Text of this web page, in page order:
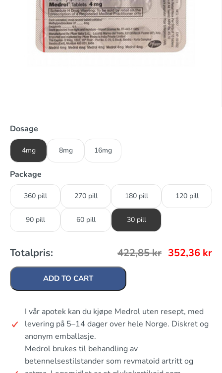
Dosage
4mg 8mg 16mg
Package
360 pill 270 pill 180 pill 120 pill
90 pill 60 pill 30 pill
Totalpris: 422,85kr 352,36 kr
ADD TO CART
I vår apotek kan du kjøpe Medrol uten resept, med
levering på 5–14 dager over hele Norge. Diskret og
anonym emballasje.
Medrol brukes til behandling av
betennelsestilstander som revmatoid artritt og